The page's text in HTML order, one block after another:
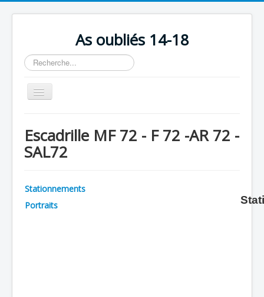
As oubliés 14-18
Rechercher
Basculer
la
Chronologie
Escadrilles
Avions
Escadrille MF 72 - F 72 -AR 72 -
SAL72
Stationnements
Portraits